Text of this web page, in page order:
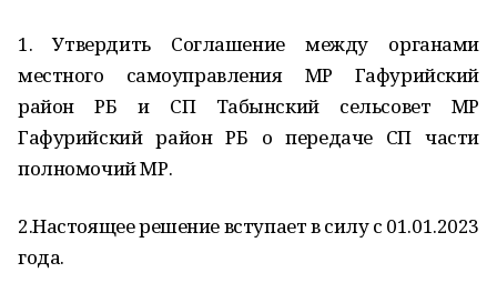
1. Утвердить Соглашение между органами
местного самоуправления МР Гафурийский
район РБ и СП Табынский сельсовет МР
Гафурийский район РБ о передаче СП части
полномочий МР.
2.Настоящее решение вступает в силу с 01.01.2023
года.